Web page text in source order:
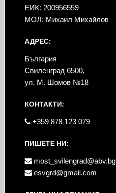
ЕИК: 200956559
МОЛ: Михаил Михайлов
АДРЕС:
България
Свиленград 6500,
ул. М. Шомов №18
КОНТАКТИ:
+359 878 123 079
ПИШЕТЕ НИ:
most_svilengrad@abv.bg
esvgrd@gmail.com